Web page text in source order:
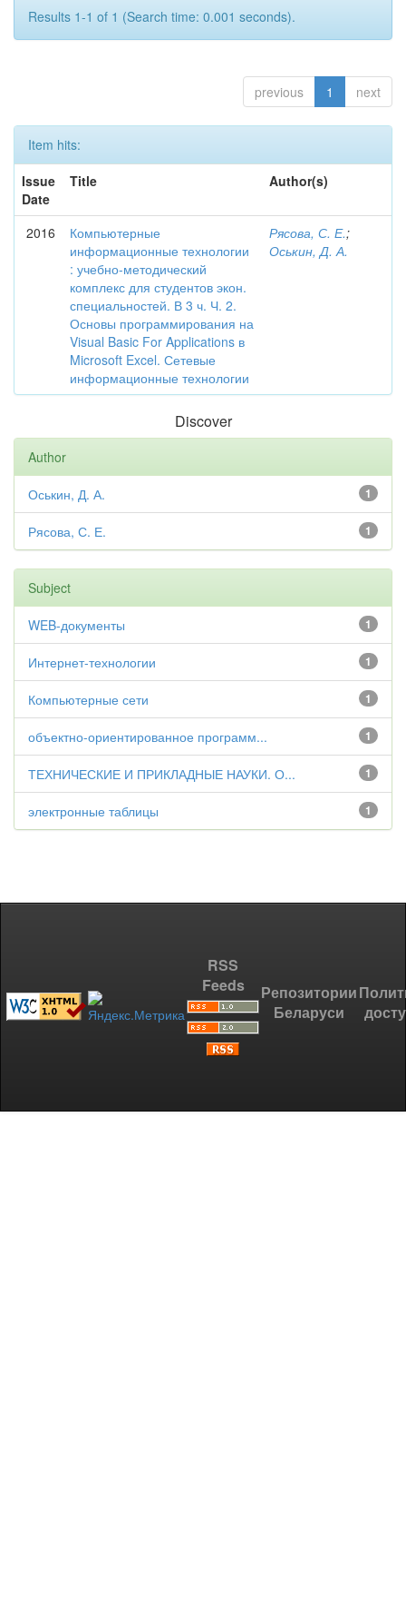
Results 1-1 of 1 (Search time: 0.001 seconds).
previous 1 next
Item hits:
Issue
Date
Title Author(s)
2016
Компьютерные
информационные технологии
: учебно-методический
комплекс для студентов экон.
специальностей. В 3 ч. Ч. 2.
Основы программирования на
Visual Basic For Applications в
Microsoft Excel. Сетевые
информационные технологии
Рясова, С. Е.;
Оськин, Д. А.
Discover
Author
1
Оськин, Д. А.
1
Рясова, С. Е.
Subject
1
WEB-документы
1
Интернет-технологии
1
Компьютерные сети
1
объектно-ориентированное программ...
1
ТЕХНИЧЕСКИЕ И ПРИКЛАДНЫЕ НАУКИ. О...
1
электронные таблицы
RSS
Feeds
Репозитории
Беларуси